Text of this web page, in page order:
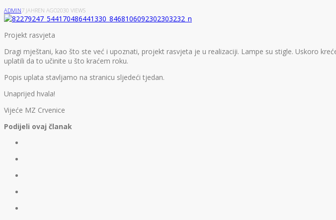
ADMIN7 JAHREN AGO2030 VIEWS
Projekt rasvjeta
Dragi mještani, kao što ste već i upoznati, projekt rasvjeta je u realizaciji. Lampe su stigle. Uskoro
uplatili da to učinite u što kraćem roku.
Popis uplata stavljamo na stranicu sljedeći tjedan.
Unaprijed hvala!
Vijeće MZ Crvenice
Podijeli ovaj članak